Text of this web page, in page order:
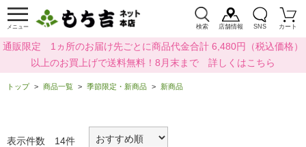
メニュー 検索 店舗情報 SNS カート
通販限定 1ヵ所のお届け先ごとに商品代金合計 6,480円（税込価格）
以上のお買上げで送料無料！8月末まで 詳しくはこちら
トップ 商品一覧 季節限定・新商品 新商品
表示件数 14件